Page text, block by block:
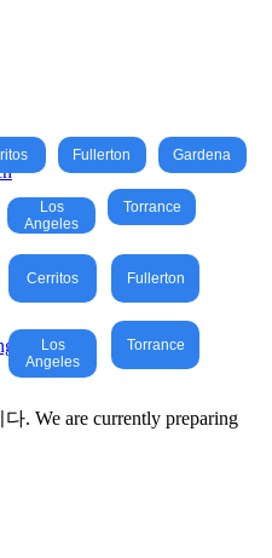
Fullerton Gardena
Los
Angeles
Torrance
Cerritos Fullerton
Los
Angeles
Torrance
. We are currently preparing